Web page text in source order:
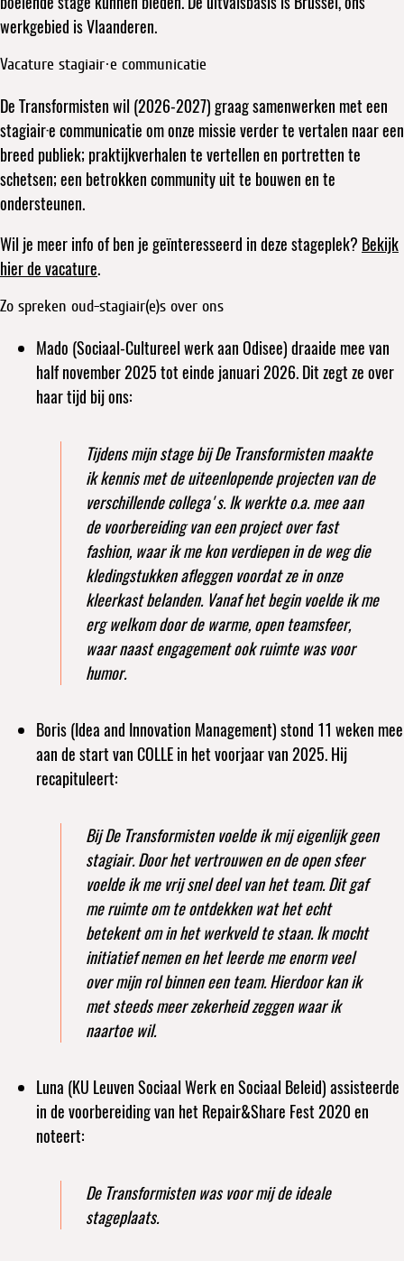
werkgebied is Vlaanderen.
Vacature stagiair·e communicatie
De Transformisten wil (2026-2027) graag samenwerken met een
stagiair·e communicatie om onze missie verder te vertalen naar een
breed publiek; praktijkverhalen te vertellen en portretten te
schetsen; een betrokken community uit te bouwen en te
ondersteunen.
Wil je meer info of ben je geïnteresseerd in deze stageplek? Bekijk
hier de vacature.
Zo spreken oud-stagiair(e)s over ons
Mado (Sociaal-Cultureel werk aan Odisee) draaide mee van
half november 2025 tot einde januari 2026. Dit zegt ze over
haar tijd bij ons:
Tijdens mijn stage bij De Transformisten maakte
ik kennismet de uiteenlopende projecten van de
verschillende collega's. Ik werkte o.a. mee aan
de voorbereiding van een project over fast
fashion, waar ik me kon verdiepen in de weg die
kledingstukken afleggen voordat ze in onze
kleerkast belanden. Vanaf het begin voelde ik me
erg welkom door de warme, open teamsfeer,
waar naast engagement ook ruimte was voor
humor.
Boris (Idea and Innovation Management) stond 11 weken mee
aan de start van COLLE in het voorjaar van 2025. Hij
recapituleert:
Bij De Transformisten voelde ik mij eigenlijk geen
stagiair. Door het vertrouwen en de open sfeer
voelde ik me vrij snel deel van het team. Dit gaf
me ruimte om te ontdekken wat het echt
betekent om in het werkveld te staan. Ik mocht
initiatief nemen en het leerde me enorm veel
over mijn rol binnen een team. Hierdoor kan ik
met steeds meer zekerheid zeggen waar ik
naartoe wil.
Luna (KU Leuven Sociaal Werk en Sociaal Beleid) assisteerde
in de voorbereiding van het Repair&Share Fest 2020 en
noteert:
De Transformisten was voor mij de ideale
stageplaats.